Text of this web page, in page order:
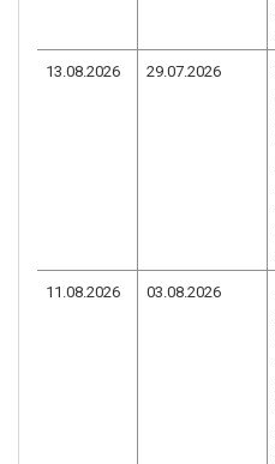
13.08.2026 29.07.2026
11.08.2026 03.08.2026